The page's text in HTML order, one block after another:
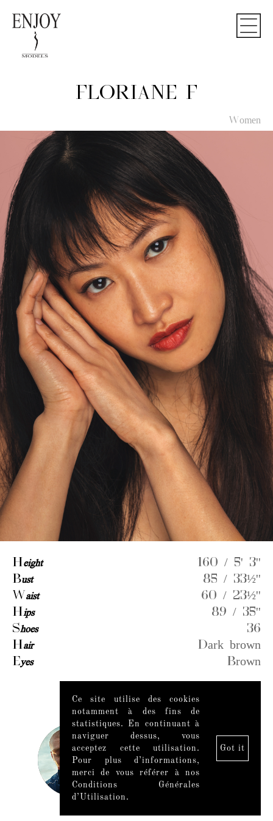
FLORIANE F
Women
Height
160 / 5' 3''
Bust
85 / 33½''
W aist
60 / 23½''
Hips
89 / 35''
Shoes
36
Hair
Dark brown
Eyes Brown
Ce site utilise des cookies
notamment à des fins de
statistiques. En continuant à
naviguer dessus, vous
acceptez cette utilisation.
Pour plus d’informations,
merci de vous référer à nos
Conditions Générales
d’Utilisation.
Got it